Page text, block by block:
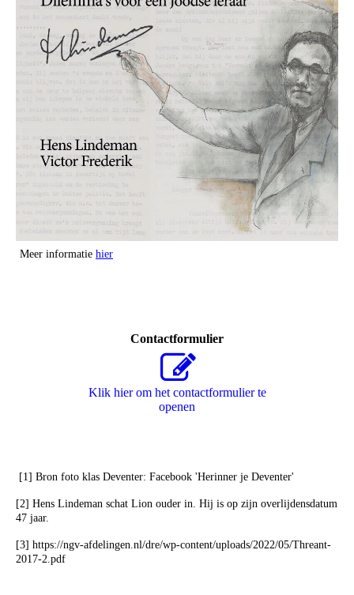
Meer informatie hier
Contactformulier
Klik hier om het contactformulier te
openen
[1] Bron foto klas Deventer: Facebook 'Herinner je Deventer'
[2] Hens Lindeman schat Lion ouder in. Hij is op zijn overlijdensdatum
47 jaar.
[3] https://ngv-afdelingen.nl/dre/wp-content/uploads/2022/05/Threant-
2017-2.pdf